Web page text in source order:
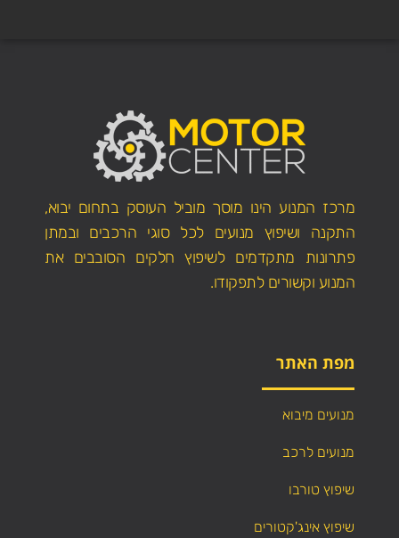
מרכז המנוע הינו מוסך מוביל העוסק בתחום יבוא,
התקנה ושיפוץ מנועים לכל סוגי הרכבים ובמתן
פתרונות מתקדמים לשיפוץ חלקים הסובבים את
המנוע וקשורים לתפקודו.
מפת האתר
מנועים מיבוא
מנועים לרכב
שיפוץ טורבו
שיפוץ אינג'קטורים